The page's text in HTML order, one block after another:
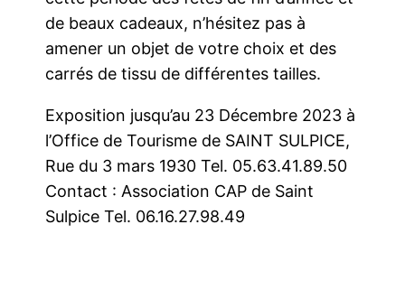
de beaux cadeaux, n’hésitez pas à
amener un objet de votre choix et des
carrés de tissu de différentes tailles.
Exposition jusqu’au 23 Décembre 2023 à
l’Office de Tourisme de SAINT SULPICE,
Rue du 3 mars 1930 Tel. 05.63.41.89.50
Contact : Association CAP de Saint
Sulpice Tel. 06.16.27.98.49